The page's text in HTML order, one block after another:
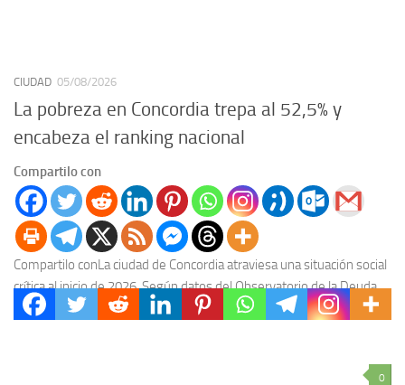
CIUDAD 05/08/2026
La pobreza en Concordia trepa al 52,5% y
encabeza el ranking nacional
Compartilo con
Compartilo conLa ciudad de Concordia atraviesa una situación social
crítica al inicio de 2026. Según datos del Observatorio de la Deuda
Social Argentina (ODSA) de...
0